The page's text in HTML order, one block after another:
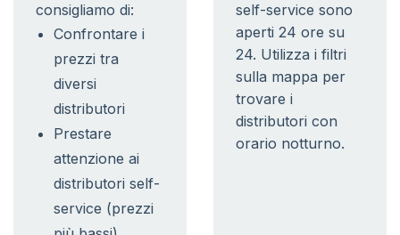
consigliamo di:
Confrontare i
prezzi tra
diversi
distributori
Prestare
attenzione ai
distributori self-
service (prezzi
self-service sono
aperti 24 ore su
24. Utilizza i filtri
sulla mappa per
trovare i
distributori con
orario notturno.